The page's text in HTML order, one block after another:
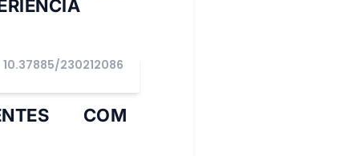
10.37885/230212086
COM